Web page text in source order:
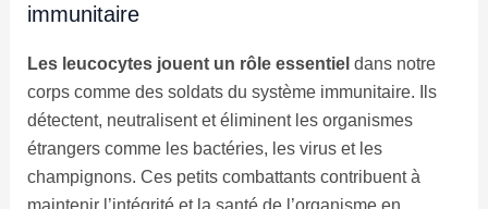
immunitaire
Les leucocytes jouent un rôle essentiel dans notre
corps comme des soldats du système immunitaire. Ils
détectent, neutralisent et éliminent les organismes
étrangers comme les bactéries, les virus et les
champignons. Ces petits combattants contribuent à
maintenir l’intégrité et la santé de l’organisme en